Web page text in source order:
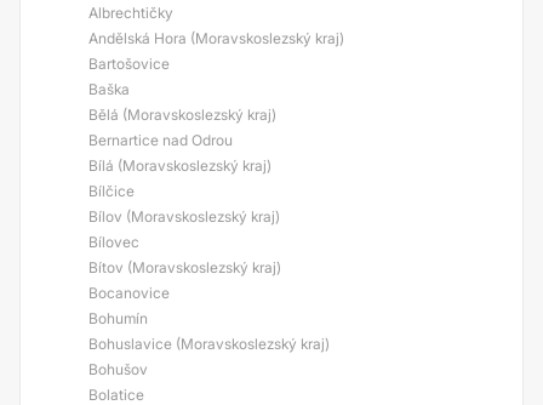
Albrechtičky
Andělská Hora (Moravskoslezský kraj)
Bartošovice
Baška
Bělá (Moravskoslezský kraj)
Bernartice nad Odrou
Bílá (Moravskoslezský kraj)
Bílčice
Bílov (Moravskoslezský kraj)
Bílovec
Bítov (Moravskoslezský kraj)
Bocanovice
Bohumín
Bohuslavice (Moravskoslezský kraj)
Bohušov
Bolatice